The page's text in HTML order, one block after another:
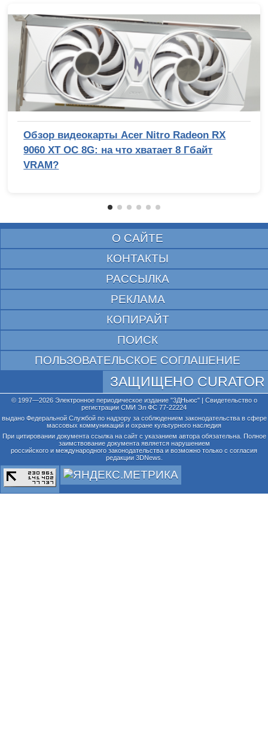
Обзор видеокарты Acer Nitro Radeon RX
9060 XT OC 8G: на что хватает 8 Гбайт
VRAM?
О САЙТЕ
КОНТАКТЫ
РАССЫЛКА
РЕКЛАМА
КОПИРАЙТ
ПОИСК
ПОЛЬЗОВАТЕЛЬСКОЕ СОГЛАШЕНИЕ
ЗАЩИЩЕНО CURATOR
© 1997—2026 Электронное периодическое издание "3ДНьюс" | Свидетельство о
регистрации СМИ Эл ФС 77-22224
выдано Федеральной Службой по надзору за соблюдением законодательства в сфере
массовых коммуникаций и охране культурного наследия
При цитировании документа ссылка на сайт с указанием автора обязательна. Полное
заимствование документа является нарушением
российского и международного законодательства и возможно только с согласия
редакции 3DNews.